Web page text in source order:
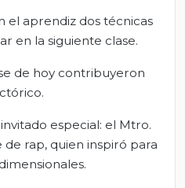
el aprendiz dos técnicas
en la siguiente clase.
de hoy contribuyeron
especial: el Mtro.
rap, quien inspiró para